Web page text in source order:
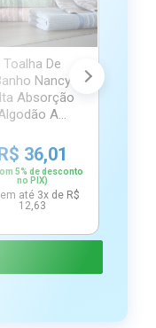
Toalha De
Nancy
Absorção
A...
36,01
5% de desconto
no PIX)
até 3x de R$
12,63